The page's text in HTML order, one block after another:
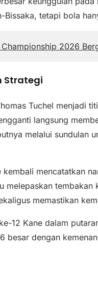
Bissaka, tetapi bola
Championship 2026
Strategi
Tuchel menjadi
langsung
melalui sundulan
mencatatkan
melepaskan
memastikan
12 Kane dalam
besar dengan